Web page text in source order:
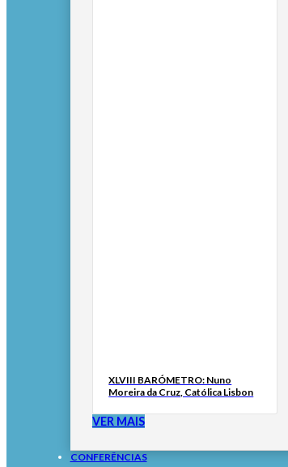
XLVIII BARÓMETRO: Nuno
Moreira da Cruz, Católica Lisbon
VER MAIS
CONFERÊNCIAS